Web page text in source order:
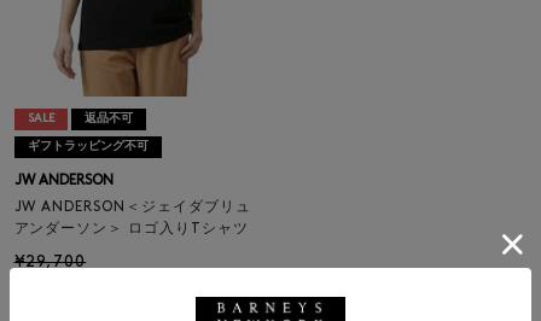
SALE 返品不可
ギフトラッピング不可
JW ANDERSON
JW ANDERSON＜ジェイダブリュ
アンダーソン＞ ロゴ入りTシャツ
¥29,700